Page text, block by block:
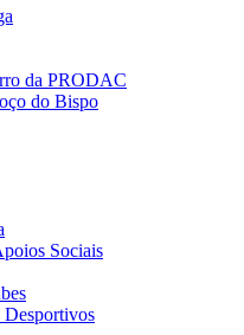
da PRODAC
do Bispo
Sociais
Desportivos